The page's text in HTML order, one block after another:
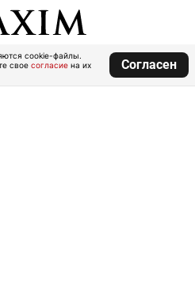
cookie-файлы.
свое согласие на их
Согласен